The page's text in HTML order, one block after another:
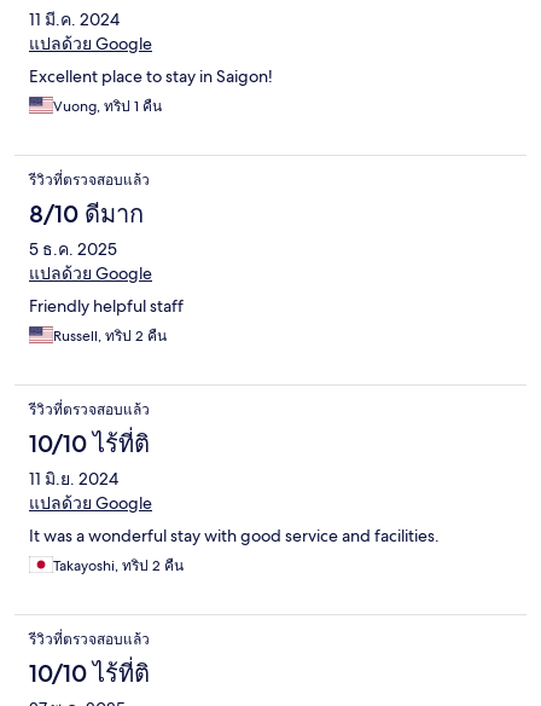
11 มี.ค. 2024
แปลด้วย Google
Excellent place to stay in Saigon!
Vuong, ทริป 1 คืน
รีวิวที่ตรวจสอบแล้ว
8/10 ดีมาก
5 ธ.ค. 2025
แปลด้วย Google
Friendly helpful staff
Russell, ทริป 2 คืน
รีวิวที่ตรวจสอบแล้ว
10/10 ไร้ที่ติ
11 มิ.ย. 2024
แปลด้วย Google
It was a wonderful stay with good service and facilities.
Takayoshi, ทริป 2 คืน
รีวิวที่ตรวจสอบแล้ว
10/10 ไร้ที่ติ